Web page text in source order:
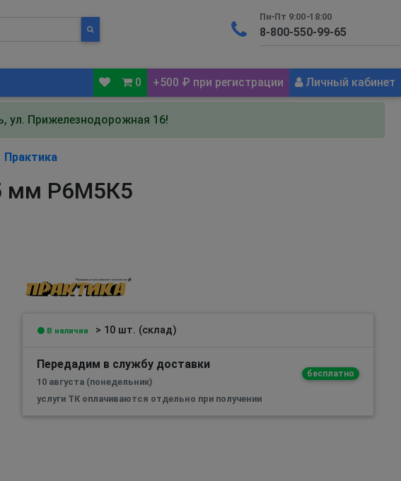
Пн-Пт 9:00-18:00
0 +500 ₽ при регистрации Личный кабинет
ул. Прижелезнодорожная 16!
Практика
мм Р6М5К5
В наличии > 10 шт. (склад)
Передадим в службу доставки
бесплатно
10 августа (понедельник)
услуги ТК оплачиваются отдельно при получении